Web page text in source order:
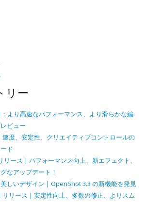
リー
より高速なパフォーマンス、より滑らかな編
ビュー
度、安定性、クリエイティブコントロールの
ド
リース | パフォーマンス向上、新エフェクト、
なアップデート！
しいデザイン | OpenShot 3.3 の新機能を発見
リリース | 安定性向上、多数の修正、よりスム